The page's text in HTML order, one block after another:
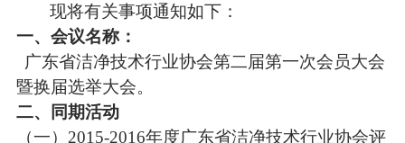
现将有关事项通知如下：
一、 会议名称：
广东省洁净技术行业协会第二届第一次会员大会
暨换届选举大会。
二、同期活动
（一） 2015-2016年度广东省洁净技术行业协会评